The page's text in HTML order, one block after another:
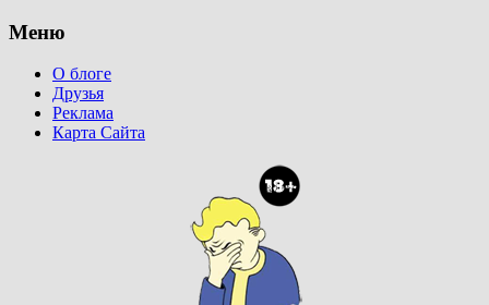
Меню
О блоге
Друзья
Реклама
Карта Сайта